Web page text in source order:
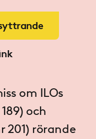
om ILOs
och
201) rörande